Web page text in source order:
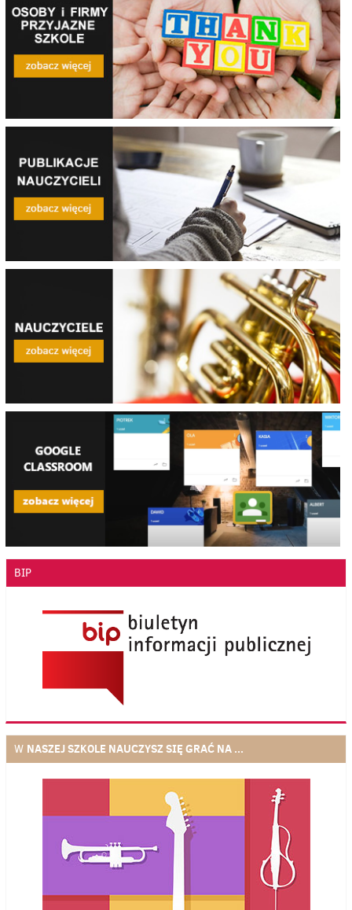
BIP
W NASZEJ SZKOLE NAUCZYSZ SIĘ GRAĆ NA ...